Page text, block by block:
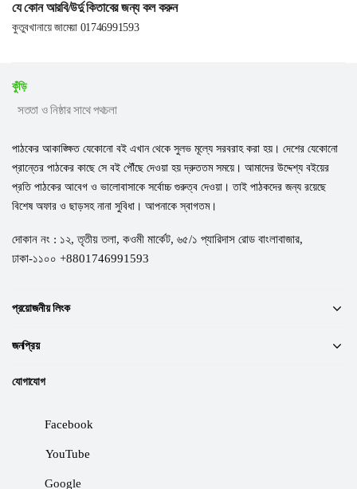
যে কোন আরবি/উর্দু কিতাবের জন্য কল করুন
কুতুবখানায়ে জামেয়া 01746991593
কুঁড়ি
সততা ও নিষ্ঠার সাথে পথচলা
পাঠকের আকাঙ্ক্ষিত যেকোনো বই এখান থেকে সুলভ মূল্যে সরবরাহ করা হয়। দেশের যেকোনো
প্রান্তের পাঠকের কাছে সে বই পৌঁছে দেওয়া হয় দ্রুততম সময়ে। আমাদের উদ্দেশ্য বইয়ের
প্রতি পাঠকের আবেগ ও ভালোবাসাকে সর্বোচ্চ গুরুত্ব দেওয়া। তাই পাঠকদের জন্য রয়েছে
বিশেষ অফার ও ছাড়সহ নানা সুবিধা। আপনাকে স্বাগতম।
দোকান নং : ১২, তৃতীয় তলা, কওমী মার্কেট, ৬৫/১ প্যারিদাস রোড বাংলাবাজার,
ঢাকা-১১০০ +8801746991593
প্রয়োজনীয় লিংক
জনপ্রিয়
যোগাযোগ
Facebook
YouTube
Google